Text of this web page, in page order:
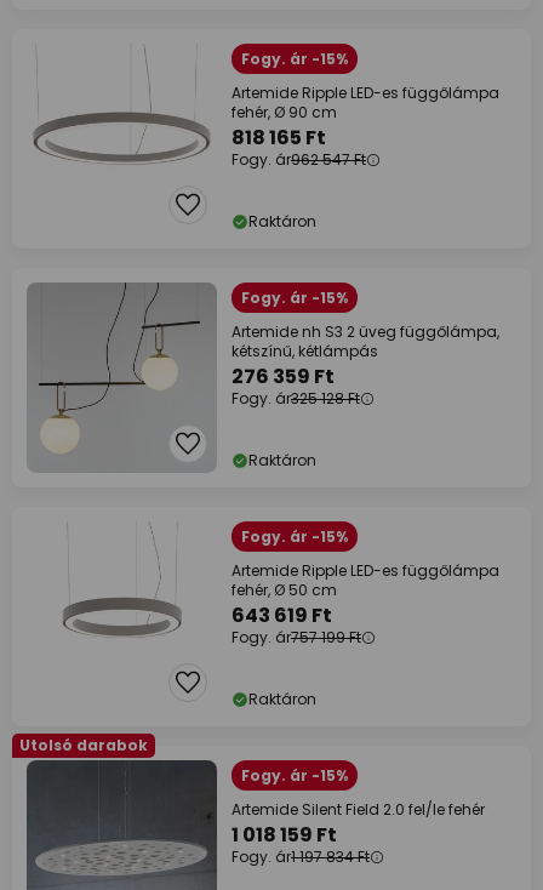
Fogy. ár -15%
Artemide Ripple LED-es függőlámpa
fehér, Ø 90 cm
818 165 Ft
Fogy. ár962 547 Ft
Raktáron
Fogy. ár -15%
Artemide nh S3 2 üveg függőlámpa,
kétszínű, kétlámpás
276 359 Ft
Fogy. ár325 128 Ft
Raktáron
Fogy. ár -15%
Artemide Ripple LED-es függőlámpa
fehér, Ø 50 cm
643 619 Ft
Fogy. ár757 199 Ft
Raktáron
Utolsó darabok
Fogy. ár -15%
Artemide Silent Field 2.0 fel/le fehér
1 018 159 Ft
Fogy. ár1 197 834 Ft